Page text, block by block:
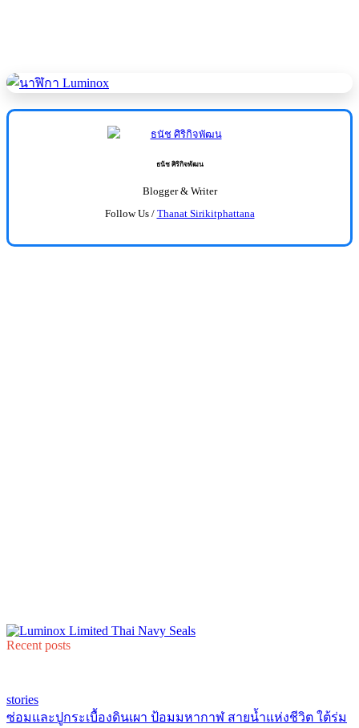
ธนัช ศิริกิจพัฒน
Blogger & Writer
Follow Us / Thanat Sirikitphattana
Recent posts
stories
ซ่อมและปูกระเบื้องดินเผา ป้อมมหากาฬ สายน้ำแห่งชีวิต ใต้ร่ม